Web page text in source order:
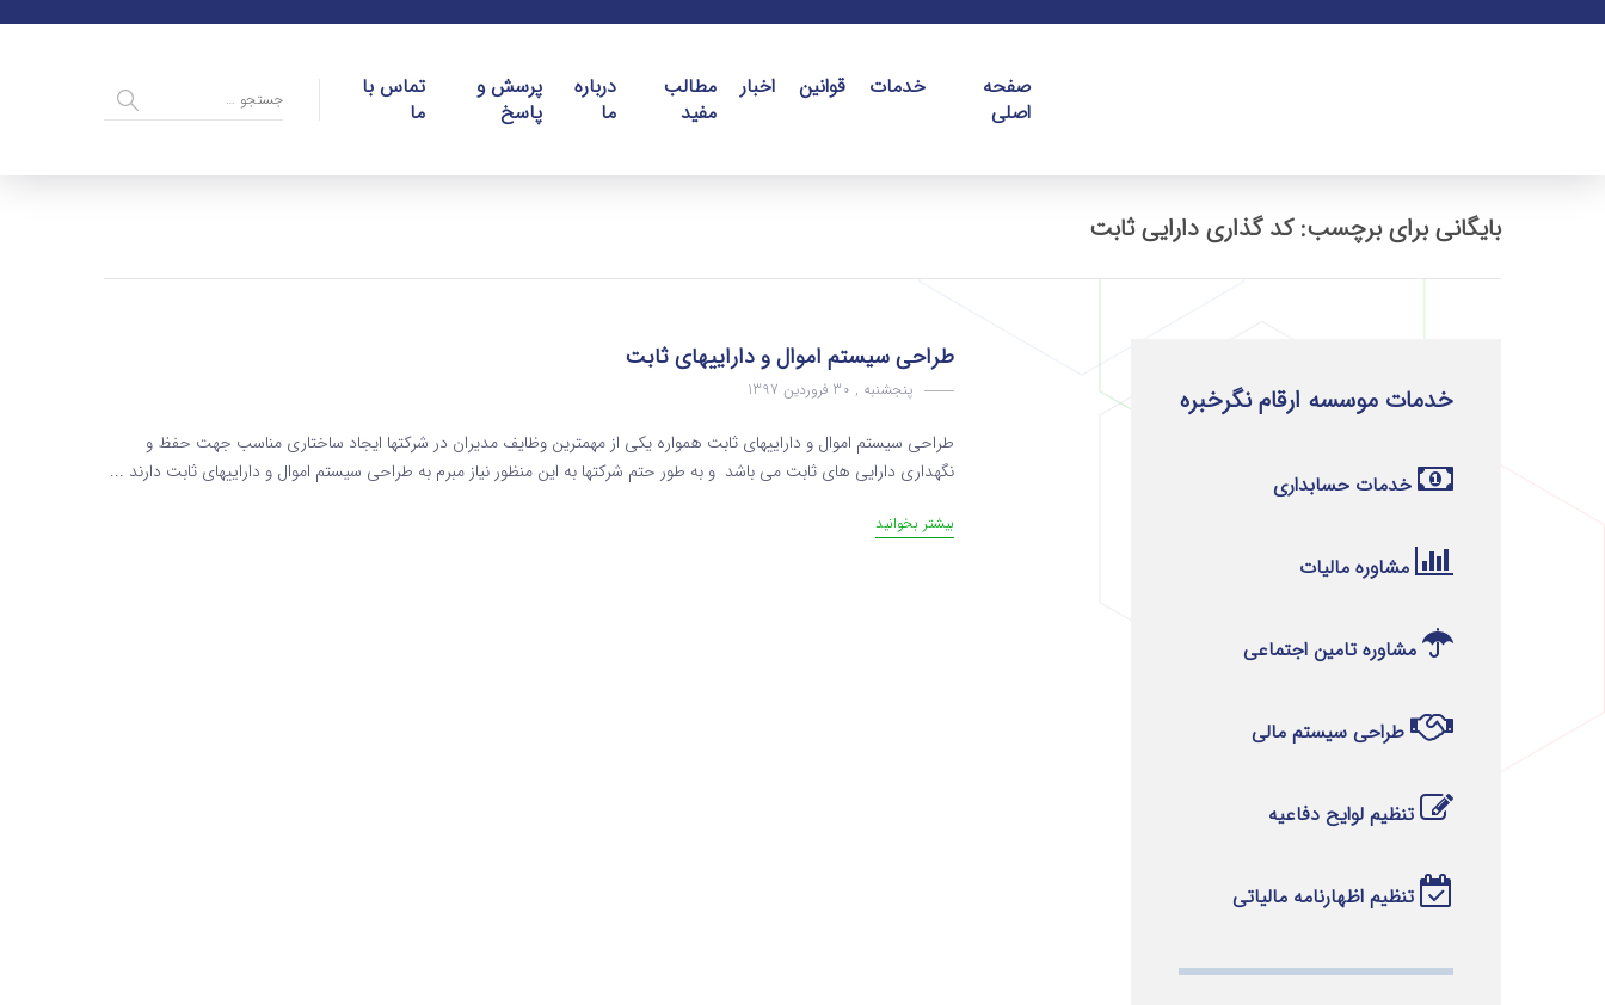
صفحه
اصلی
خدمات قوانین اخبار
مطالب
مفید
درباره
ما
پرسش و
پاسخ
تماس با
ما
بایگانی برای برچسب: کد گذاری دارایی ثابت
طراحی سیستم اموال و داراییهای ثابت
پنجشنبه , 30 فروردین 1397
طراحی سیستم اموال و داراییهای ثابت همواره یکی از مهمترین وظایف مدیران در شرکتها ایجاد ساختاری مناسب جهت حفظ و
نگهداری دارایی های ثابت می باشد و به طور حتم شرکتها به این منظور نیاز مبرم به طراحی سیستم اموال و داراییهای ثابت دارند ...
بیشتر بخوانید
خدمات موسسه ارقام نگرخبره
خدمات حسابداری
مشاوره مالیات
مشاوره تامین اجتماعی
طراحی سیستم مالی
تنظیم لوایح دفاعیه
تنظیم اظهارنامه مالیاتی